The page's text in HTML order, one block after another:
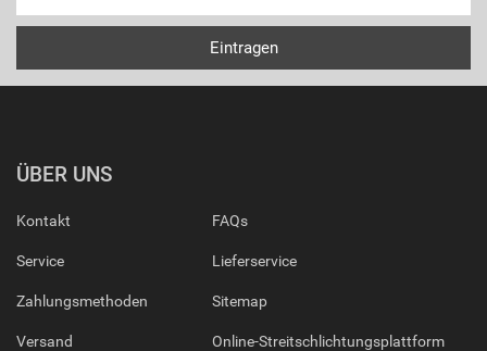
ÜBER UNS
Kontakt
Service
Zahlungsmethoden
Versand
FAQs
Lieferservice
Sitemap
Online-Streitschlichtungsplattform